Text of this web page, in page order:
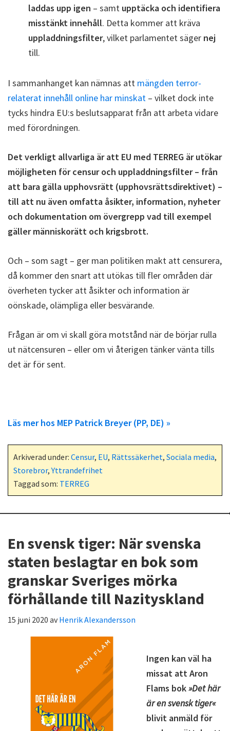
laddas upp igen – samt upptäcka och identifiera
misstänkt innehåll. Detta kommer att kräva
uppladdningsfilter, vilket parlamentet säger nej
till.
I sammanhanget kan nämnas att mängden terror-
relaterat innehåll online har minskat – vilket dock inte
tycks hindra EU:s beslutsapparat från att arbeta vidare
med förordningen.
Det verkligt allvarliga är att EU med TERREG är utökar
möjligheten för censur och uppladdningsfilter – från
att bara gälla upphovsrätt (upphovsrättsdirektivet) –
till att nu även omfatta åsikter, information, nyheter
och dokumentation om övergrepp vad till exempel
gäller människorätt och krigsbrott.
Och – som sagt – ger man politiken makt att censurera,
då kommer den snart att utökas till fler områden där
överheten tycker att åsikter och information är
oönskade, olämpliga eller besvärande.
Frågan är om vi skall göra motstånd när de börjar rulla
ut nätcensuren – eller om vi återigen tänker vänta tills
det är för sent.
Läs mer hos MEP Patrick Breyer (PP, DE) »
Arkiverad under: Censur, EU, Rättssäkerhet, Sociala media,
Storebror,Yttrandefrihet
Taggad som: TERREG
En svensk tiger: När svenska
staten beslagtar en bok som
granskar Sveriges mörka
förhållande till Nazityskland
15 juni 2020 avHenrik Alexandersson
Ingen kan väl ha
missat att Aron
Flams bok»Det här
är en svensk tiger«
blivit anmäld för